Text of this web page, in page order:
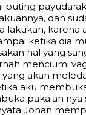
puting
dan
lakukan, karena
ketika dia
hal yang
menciumi
yang akan
aku
pakaian nya
Johan